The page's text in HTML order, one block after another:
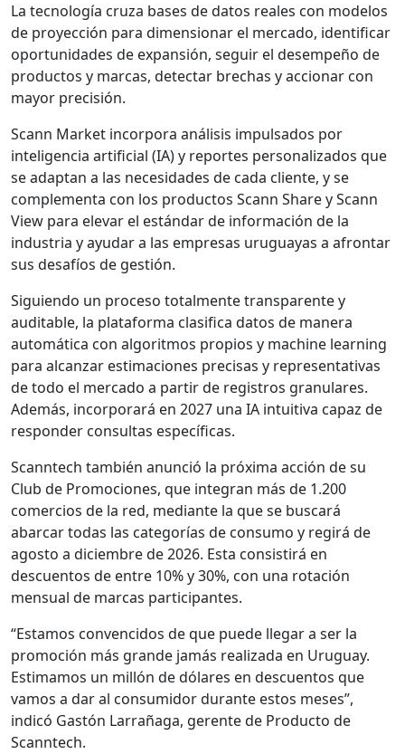
La tecnología cruza bases de datos reales con modelos
de proyección para dimensionar el mercado, identificar
oportunidades de expansión, seguir el desempeño de
productos y marcas, detectar brechas y accionar con
mayor precisión.
Scann Market incorpora análisis impulsados por
inteligencia artificial (IA) y reportes personalizados que
se adaptan a las necesidades de cada cliente, y se
complementa con los productos Scann Share y Scann
View para elevar el estándar de información de la
industria y ayudar a las empresas uruguayas a afrontar
sus desafíos de gestión.
Siguiendo un proceso totalmente transparente y
auditable, la plataforma clasifica datos de manera
automática con algoritmos propios y machine learning
para alcanzar estimaciones precisas y representativas
de todo el mercado a partir de registros granulares.
Además, incorporará en 2027 una IA intuitiva capaz de
responder consultas específicas.
Scanntech también anunció la próxima acción de su
Club de Promociones, que integran más de 1.200
comercios de la red, mediante la que se buscará
abarcar todas las categorías de consumo y regirá de
agosto a diciembre de 2026. Esta consistirá en
descuentos de entre 10% y 30%, con una rotación
mensual de marcas participantes.
“Estamos convencidos de que puede llegar a ser la
promoción más grande jamás realizada en Uruguay.
Estimamos un millón de dólares en descuentos que
vamos a dar al consumidor durante estos meses”,
indicó Gastón Larrañaga, gerente de Producto de
Scanntech.